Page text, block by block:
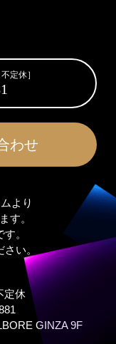
定休］
わせ
より
す。
。
い。
定休
GINZA 9F